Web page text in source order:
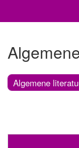
Algemene